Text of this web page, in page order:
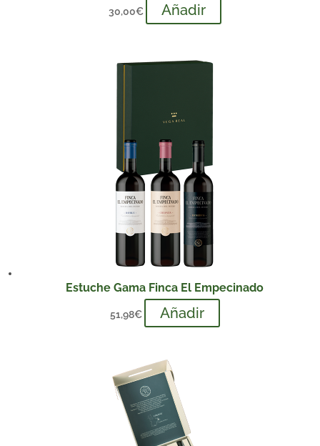
30,00€ Añadir
Estuche Gama Finca El Empecinado
51,98€ Añadir